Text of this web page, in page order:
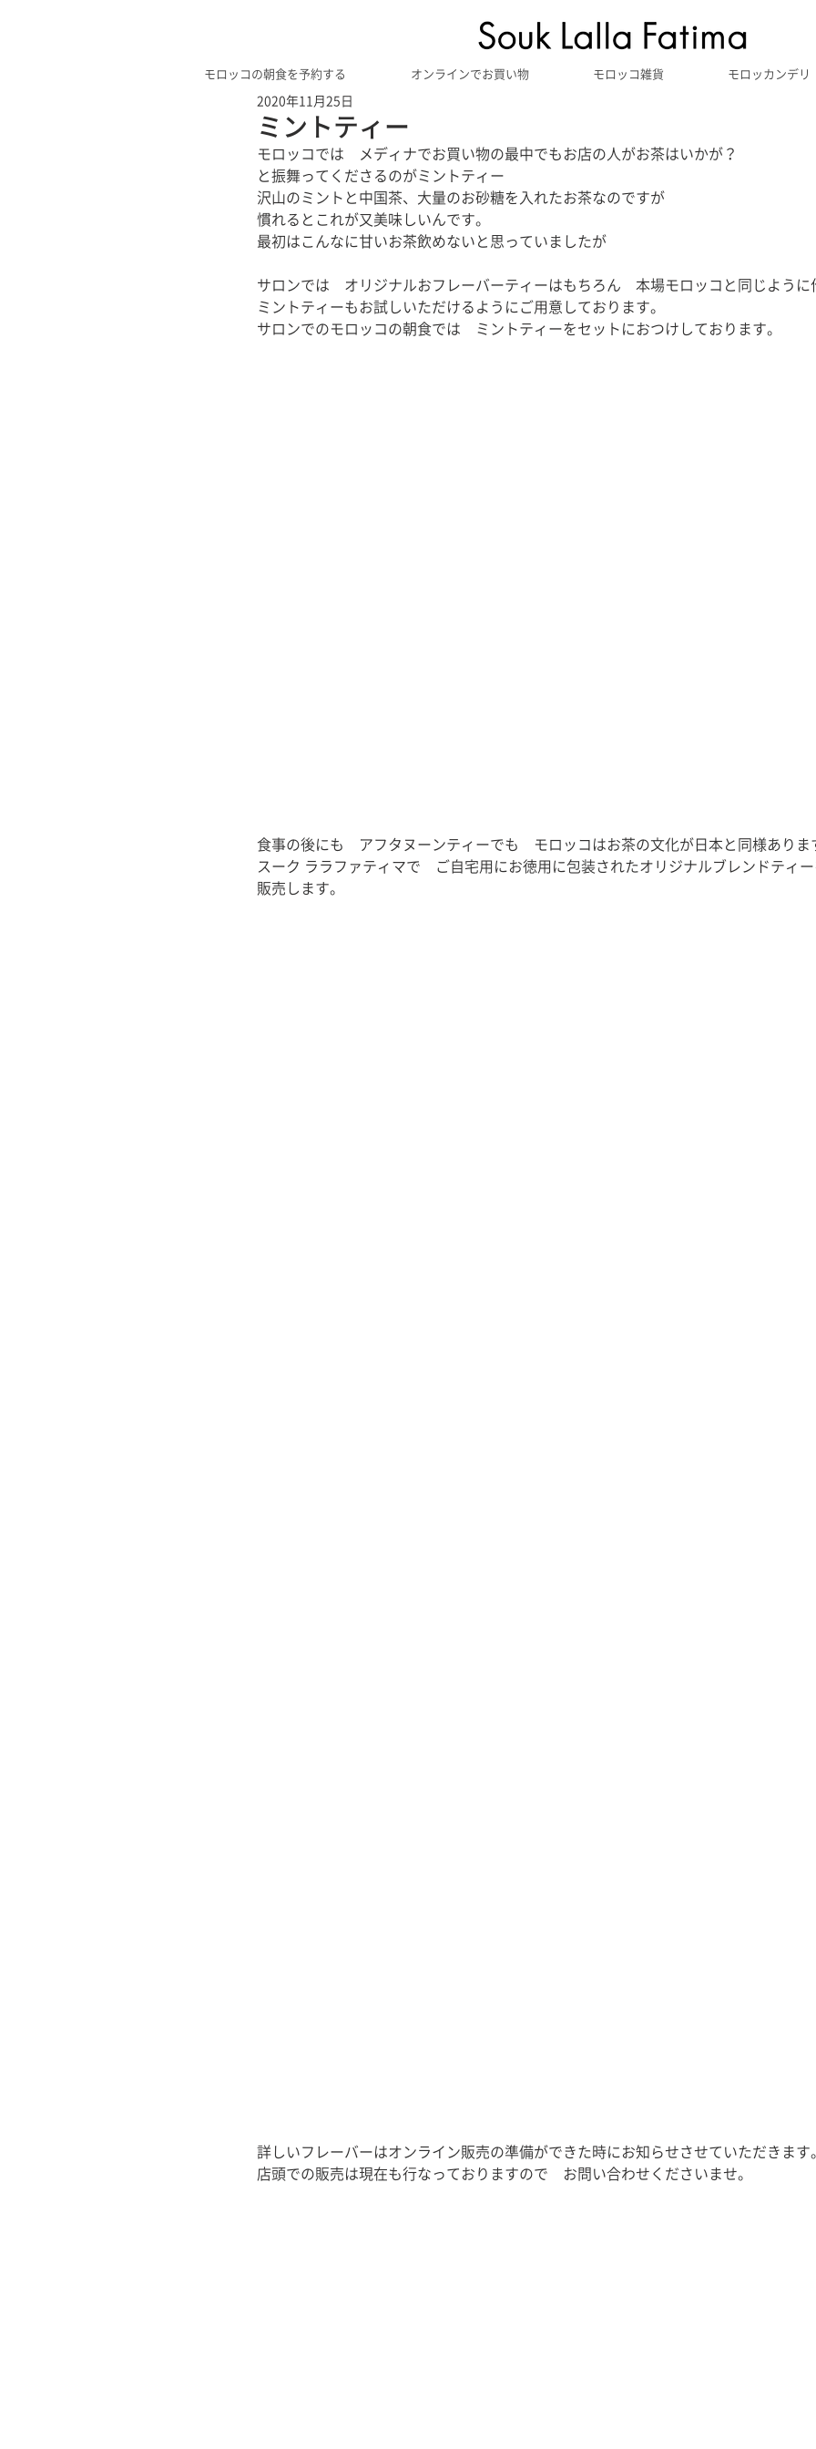
モロッコの朝食を予約する オンラインでお買い物 モロッコ雑貨 モロッカンデリ
ミントティー
2020年11月25日
モロッコでは　メディナでお買い物の最中でもお店の人がお茶はいかが？
と振舞ってくださるのがミントティー
沢山のミントと中国茶、大量のお砂糖を入れたお茶なのですが
慣れるとこれが又美味しいんです。
最初はこんなに甘いお茶飲めないと思っていましたが
サロンでは　オリジナルおフレーバーティーはもちろん　本場モロッコと同じように
ミントティーもお試しいただけるようにご用意しております。
サロンでのモロッコの朝食では　ミントティーをセットにおつけしております。
食事の後にも　アフタヌーンティーでも　モロッコはお茶の文化が日本と同様ありま
スーク ララファティマで　ご自宅用にお徳用に包装されたオリジナルブレンドティ
販売します。
詳しいフレーバーはオンライン販売の準備ができた時にお知らせさせていただきます
店頭での販売は現在も行なっておりますので　お問い合わせくださいませ。